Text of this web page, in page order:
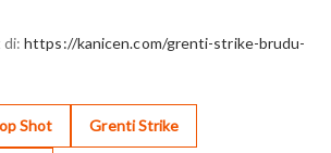
di:https://kanicen.com/grenti-strike-brudu-
Shot Grenti Strike